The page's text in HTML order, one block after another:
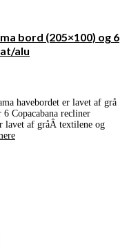
bord (205×100) og 6
alu
havebordet er lavet af grå
Copacabana recliner
lavet af gråÂ textilene og